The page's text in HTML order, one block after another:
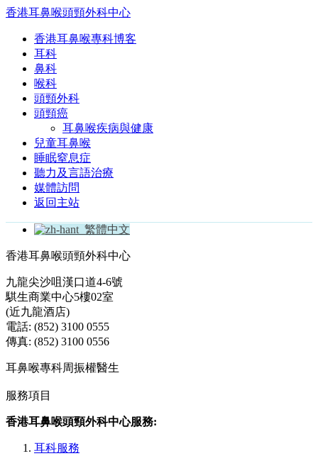
香港耳鼻喉頭頸外科中心
香港耳鼻喉專科博客
耳科
鼻科
喉科
頭頸外科
頭頸癌
耳鼻喉疾病與健康
兒童耳鼻喉
睡眠窒息症
聽力及言語治療
媒體訪問
返回主站
繁體中文
香港耳鼻喉頭頸外科中心
九龍尖沙咀漢口道4-6號
騏生商業中心5樓02室
(近九龍酒店)
電話: (852) 3100 0555
傳真: (852) 3100 0556
耳鼻喉專科周振權醫生
服務項目
香港耳鼻喉頭頸外科中心服務:
耳科服務